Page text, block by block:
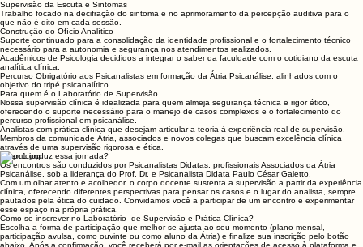
Supervisão da Escuta e Sintomas
Trabalho focado na decifração do sintoma e no aprimoramento da percepção auditiva para o
que não é dito em cada sessão.
Construção do Ofício Analítico
Suporte continuado para a consolidação da identidade profissional e o fortalecimento técnico
necessário para a autonomia e segurança nos atendimentos realizados.
Acadêmicos de Psicologia decididos a integrar o saber da faculdade com o cotidiano da escuta
analítica clínica.
Percurso Obrigatório aos Psicanalistas em formação da Átria Psicanálise, alinhados com o
objetivo do tripé psicanalítico.
Para quem é o Laboratório de Supervisão
Nossa supervisão clínica é idealizada para quem almeja segurança técnica e rigor ético,
oferecendo o suporte necessário para o manejo de casos complexos e o fortalecimento do
percurso profissional em psicanálise.
Analistas com prática clínica que desejam articular a teoria à experiência real de supervisão.
Membros da comunidade Átria, associados e novos colegas que buscam excelência clínica
através de uma supervisão rigorosa e ética.
Quem conduz essa jornada?
Os encontros são conduzidos por Psicanalistas Didatas, profissionais Associados da Átria
Psicanálise, sob a liderança do Prof. Dr. e Psicanalista Didata Paulo César Galetto.
Com um olhar atento e acolhedor, o corpo docente sustenta a supervisão a partir da experiência
clínica, oferecendo diferentes perspectivas para pensar os casos e o lugar do analista, sempre
pautados pela ética do cuidado. Convidamos você a participar de um encontro e experimentar
esse espaço na própria prática.
Como se inscrever no Laboratório de Supervisão e Prática Clínica?
Escolha a forma de participação que melhor se ajusta ao seu momento (plano mensal,
participação avulsa, como ouvinte ou como aluno da Átria) e finalize sua inscrição pelo botão
abaixo. Após a confirmação, você receberá por e-mail as orientações de acesso à plataforma e